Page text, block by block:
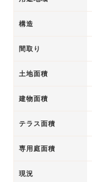
構造
間取り
土地面積
建物面積
テラス面積
専用庭面積
現況